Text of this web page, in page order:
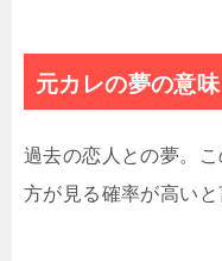
元カレの夢の意味
過去の恋人との夢。
方が見る確率が高いと